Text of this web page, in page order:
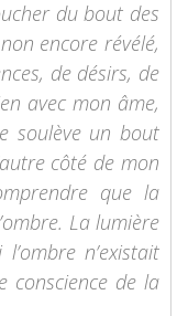
du bout des
encore révélé,
de désirs, de
avec mon âme,
soulève un bout
côté de mon
que la
La lumière
n’existait
conscience de la